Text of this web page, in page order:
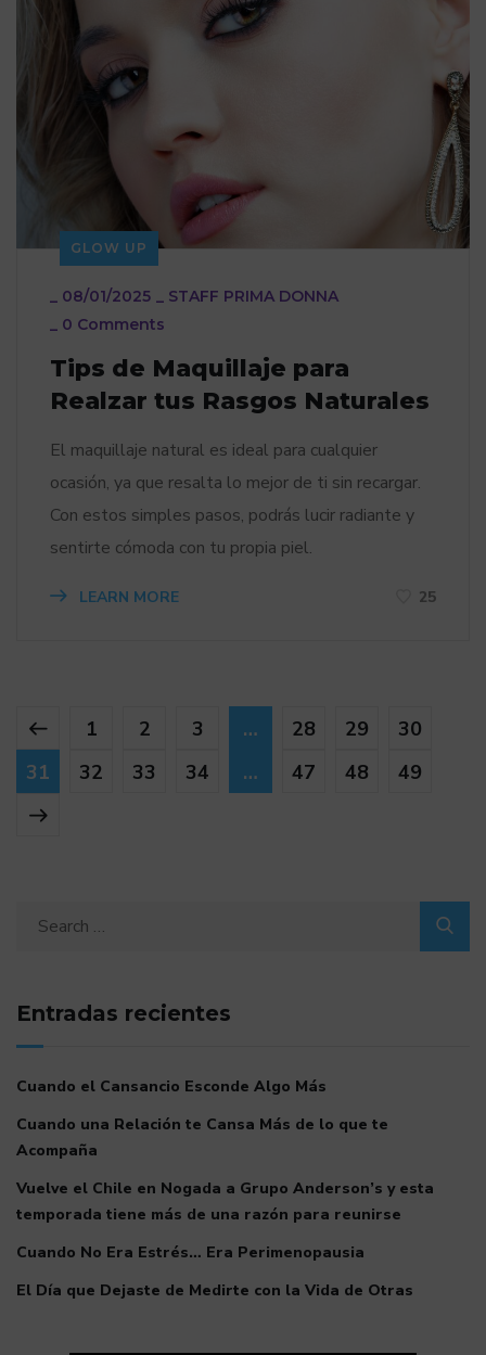
GLOW UP
_ 08/01/2025 _ STAFF PRIMA DONNA
_ 0 Comments
Tips de Maquillaje para
Realzar tus Rasgos Naturales
El maquillaje natural es ideal para cualquier
ocasión, ya que resalta lo mejor de ti sin recargar.
Con estos simples pasos, podrás lucir radiante y
sentirte cómoda con tu propia piel.
LEARN MORE 25
1 2 3 … 28 29
30
31
32 33 34 … 47 48 49
Entradas recientes
Cuando el Cansancio Esconde Algo Más
Cuando una Relación te Cansa Más de lo que te
Acompaña
Vuelve el Chile en Nogada a Grupo Anderson’s y esta
temporada tiene más de una razón para reunirse
Cuando No Era Estrés… Era Perimenopausia
El Día que Dejaste de Medirte con la Vida de Otras